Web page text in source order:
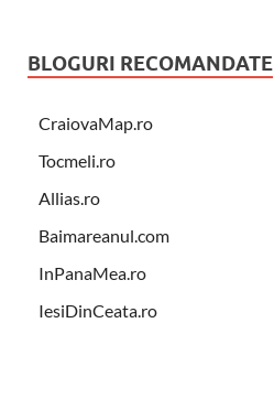
BLOGURI RECOMANDATE
CraiovaMap.ro
Tocmeli.ro
Allias.ro
Baimareanul.com
InPanaMea.ro
IesiDinCeata.ro